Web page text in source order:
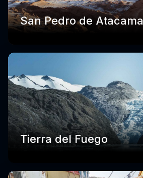
San Pedro de Atacama
Tierra del Fuego